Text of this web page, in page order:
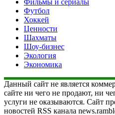
Фильмы и сериалы
Футбол
Хоккей
Ценности
Шахматы
Шоу-бизнес
Экология
Экономика
Данный сайт не является
сайте ни чего не продают, ни
услуги не оказываются. Сайт
новостей RSS канала